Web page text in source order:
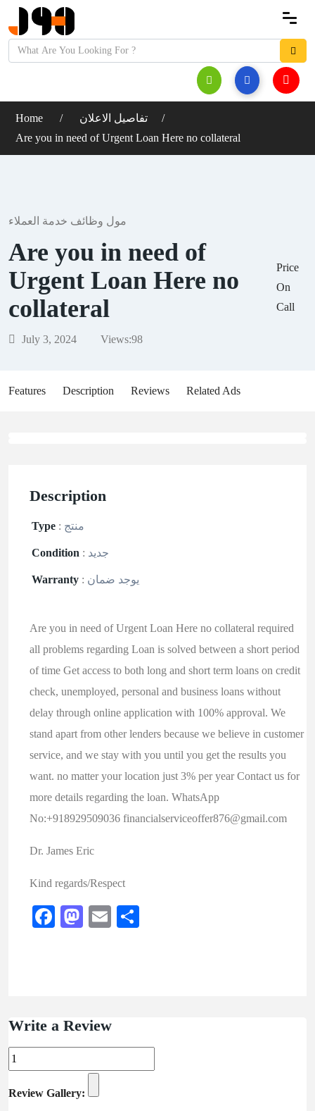
Home
تفاصيل الاعلان
Are you in need of Urgent Loan Here no collateral
مول وظائف خدمة العملاء
Are you in need of
Urgent Loan Here no
collateral
July 3, 2024 Views:98
Price
On
Call
Features Description Reviews Related Ads
Description
Type : منتج
Condition : جديد
Warranty : يوجد ضمان
Are you in need of Urgent Loan Here no collateral required
all problems regarding Loan is solved between a short period
of time Get access to both long and short term loans on credit
check, unemployed, personal and business loans without
delay through online application with 100% approval. We
stand apart from other lenders because we believe in customer
service, and we stay with you until you get the results you
want. no matter your location just 3% per year Contact us for
more details regarding the loan. WhatsApp
No:+918929509036 financialserviceoffer876@gmail.com
Dr. James Eric
Kind regards/Respect
Facebook
Mastodon
Email
Write a Review
Review Gallery: